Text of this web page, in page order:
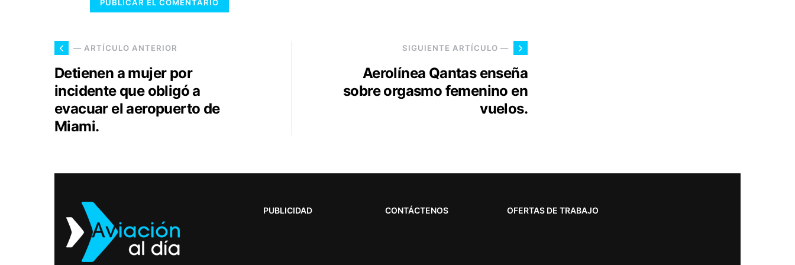
— ARTÍCULO ANTERIOR
Detienen a mujer por
incidente que obligó a
evacuar el aeropuerto de
Miami.
SIGUIENTE ARTÍCULO —
Aerolínea Qantas enseña
sobre orgasmo femenino en
vuelos.
PUBLICIDAD CONTÁCTENOS OFERTAS DE TRABAJO